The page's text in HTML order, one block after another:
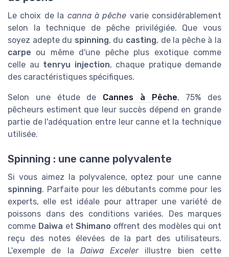
Le choix de la canna à pêche varie considérablement
selon la technique de pêche privilégiée. Que vous
soyez adepte du spinning, du casting, de la pêche à la
carpe ou même d'une pêche plus exotique comme
celle au tenryu injection, chaque pratique demande
des caractéristiques spécifiques.
Selon une étude de Cannes à Pêche, 75% des
pêcheurs estiment que leur succès dépend en grande
partie de l'adéquation entre leur canne et la technique
utilisée.
Spinning : une canne polyvalente
Si vous aimez la polyvalence, optez pour une canne
spinning. Parfaite pour les débutants comme pour les
experts, elle est idéale pour attraper une variété de
poissons dans des conditions variées. Des marques
comme Daiwa etShimano offrent des modèles qui ont
reçu des notes élevées de la part des utilisateurs.
L'exemple de la Daiwa Excelerillustre bien cette